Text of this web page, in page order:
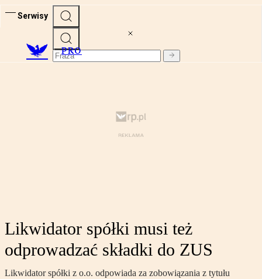
Serwisy
PRO
Likwidator spółki musi też
odprowadzać składki do ZUS
Likwidator spółki z o.o. odpowiada za zobowiązania z tytułu